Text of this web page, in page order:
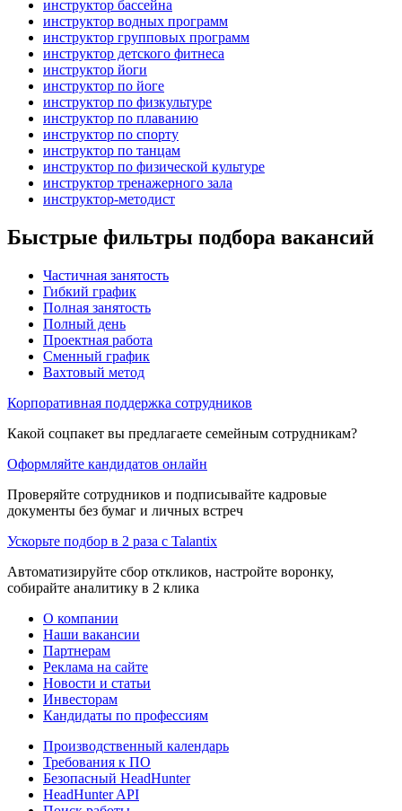
инструктор бассейна
инструктор водных программ
инструктор групповых программ
инструктор детского фитнеса
инструктор йоги
инструктор по йоге
инструктор по физкультуре
инструктор по плаванию
инструктор по спорту
инструктор по танцам
инструктор по физической культуре
инструктор тренажерного зала
инструктор-методист
Быстрые фильтры подбора вакансий
Частичная занятость
Гибкий график
Полная занятость
Полный день
Проектная работа
Сменный график
Вахтовый метод
Корпоративная поддержка сотрудников
Какой соцпакет вы предлагаете семейным сотрудникам?
Оформляйте кандидатов онлайн
Проверяйте сотрудников и подписывайте кадровые
документы без бумаг и личных встреч
Ускорьте подбор в 2 раза с Talantix
Автоматизируйте сбор откликов, настройте воронку,
собирайте аналитику в 2 клика
О компании
Наши вакансии
Партнерам
Реклама на сайте
Новости и статьи
Инвесторам
Кандидаты по профессиям
Производственный календарь
Требования к ПО
Безопасный HeadHunter
HeadHunter API